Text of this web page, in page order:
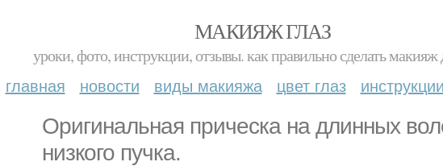
МАКИЯЖ ГЛАЗ
уроки, фото, инструкции, отзывы. как правильно сделать макияж
главная новости виды макияжа цвет глаз
Оригинальная прическа на длинных
низкого пучка.